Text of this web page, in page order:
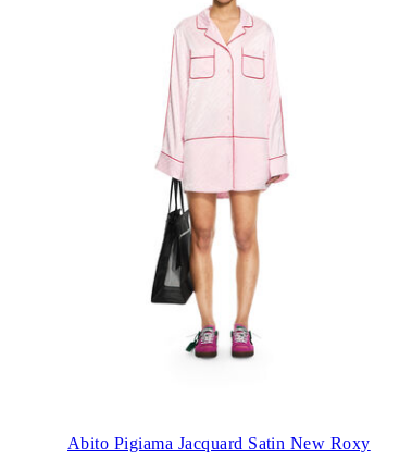
Abito Pigiama Jacquard Satin New Roxy